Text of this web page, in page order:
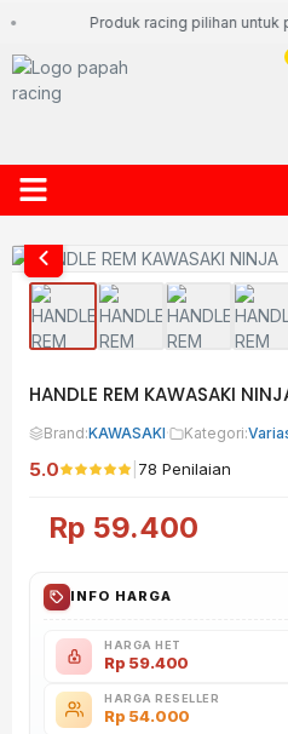
Produk racing pilihan untuk
HANDLE REM KAWASAKI
Brand:KAWASAKI· Kategori:
5.0 78 Penilaian
Rp 59.400
INFO HARGA
HARGA HET
Rp 59.400
HARGA RESELLER
Rp 54.000